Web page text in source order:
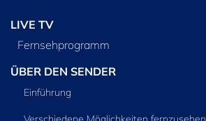
LIVE TV
Fernsehprogramm
ÜBER DEN SENDER
Einführung